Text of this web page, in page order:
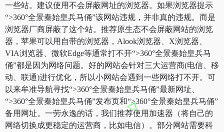
一些站。建议使用不会屏蔽网址的浏览器。如果浏览器提示
“>360°全景秦始皇兵马俑”该网站违规，并非真的违规。而是
浏览器厂商屏蔽了这个站。推荐原生态不会屏蔽网站的浏览
器，苹果可以用自带的浏览器，Alook浏览器、X浏览器、
VIA浏览器、微软Edge等通常打不开“>360°全景秦始皇兵马
俑”都是因为网络问题。好的网站会针对三大运营商(电信、移
动、联通)进行优化，所以小网站会遇到一些网络打不开。可
以来牟准导航寻找“>360°全景秦始皇兵马俑”最新网址、
“>360°全景秦始皇兵马俑”发布页和“>360°全景秦始皇兵马俑”
备用网址。一劳永逸的话，我们推荐使用加速器（将自己的
网络切换成更稳定的运营商，比如电信）。部分网站需要科